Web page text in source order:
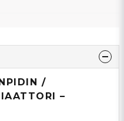
/
–